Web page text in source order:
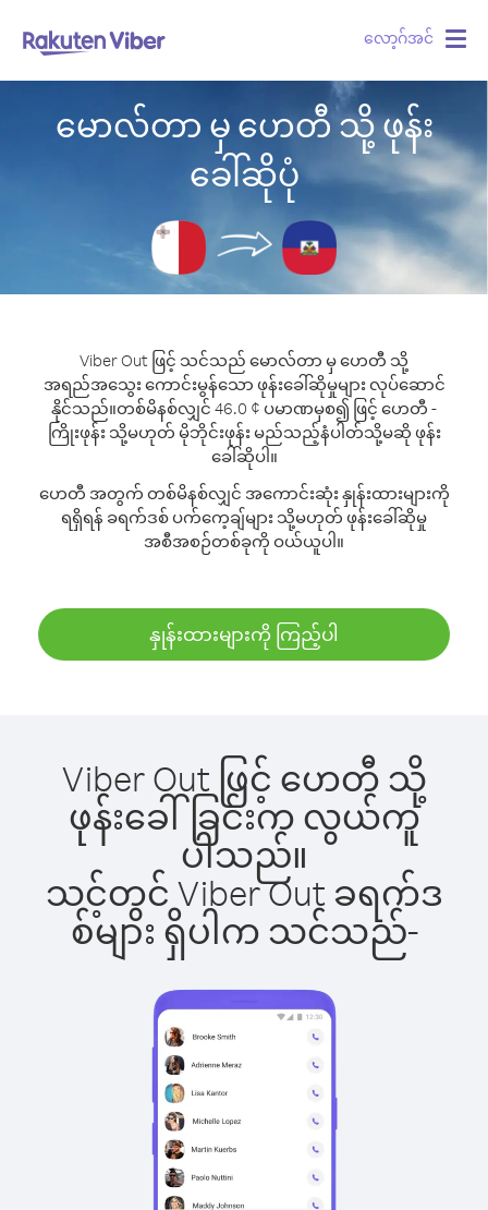
လော့ဂ်အင်
မောလ်တာ မှ ဟေတီ သို့ ဖုန်း
ခေါ်ဆိုပုံ
Viber Out ဖြင့် သင်သည် မောလ်တာ မှ ဟေတီ သို့
အရည်အသွေး ကောင်းမွန်သော ဖုန်းခေါ်ဆိုမှုများ လုပ်ဆောင်
နိုင်သည်။တစ်မိနစ်လျှင် 46.0 ¢ ပမာဏမှစ၍ ဖြင့် ဟေတီ -
ကြိုးဖုန်း သို့မဟုတ် မိုဘိုင်းဖုန်း မည်သည့်နံပါတ်သို့မဆို ဖုန်း
ခေါ်ဆိုပါ။
ဟေတီ အတွက် တစ်မိနစ်လျှင် အကောင်းဆုံး နှုန်းထားများကို
ရရှိရန် ခရက်ဒစ် ပက်ကေ့ချ်များ သို့မဟုတ် ဖုန်းခေါ်ဆိုမှု
အစီအစဉ်တစ်ခုကို ဝယ်ယူပါ။
နှုန်းထားများကို ကြည့်ပါ
Viber Out ဖြင့် ဟေတီ သို့
ဖုန်းခေါ်ခြင်းက လွယ်ကူ
ပါသည်။
သင့်တွင် Viber Out ခရက်ဒ
စ်များ ရှိပါက သင်သည်-